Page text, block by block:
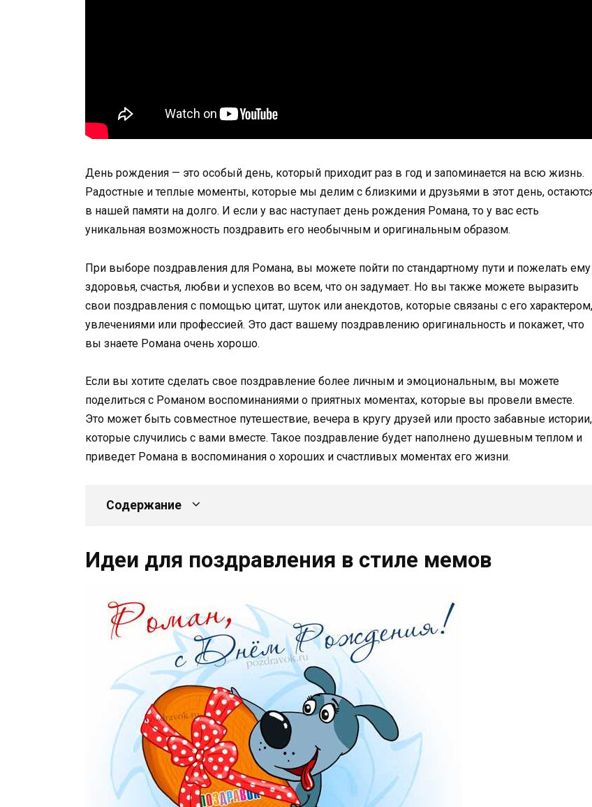
День рождения — это особый день, который приходит раз в год и запоминается на всю жизнь.
Радостные и теплые моменты, которые мы делим с близкими и друзьями в этот день,
в нашей памяти на долго. И если у вас наступает день рождения Романа, то у вас есть
уникальная возможность поздравить его необычным и оригинальным образом.
При выборе поздравления для Романа, вы можете пойти по стандартному пути и пожелать ему
здоровья, счастья, любви и успехов во всем, что он задумает. Но вы также можете выразить
свои поздравления с помощью цитат, шуток или анекдотов, которые связаны с его характером,
увлечениями или профессией. Это даст вашему поздравлению оригинальность и покажет, что
вы знаете Романа очень хорошо.
Если вы хотите сделать свое поздравление более личным и эмоциональным, вы можете
поделиться с Романом воспоминаниями о приятных моментах, которые вы провели вместе.
Это может быть совместное путешествие, вечера в кругу друзей или просто забавные истории,
которые случились с вами вместе. Такое поздравление будет наполнено душевным теплом и
приведет Романа в воспоминания о хороших и счастливых моментах его жизни.
Содержание
Идеи для поздравления в стиле мемов